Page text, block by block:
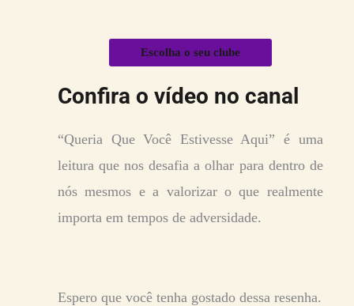
Escolha o seu clube
Confira o vídeo no canal
“Queria Que Você Estivesse Aqui” é uma
leitura que nos desafia a olhar para dentro de
nós mesmos e a valorizar o que realmente
importa em tempos de adversidade.
Espero que você tenha gostado dessa resenha.